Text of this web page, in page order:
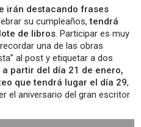
irán destacando frases
su cumpleaños,tendrá
de libros. Participar es muy
una de las obras
al post y etiquetar a dos
a partir del día 21 de enero,
que tendrá lugar el día 29,
el aniversario del gran escritor